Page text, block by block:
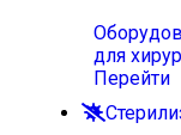
для
Перейти